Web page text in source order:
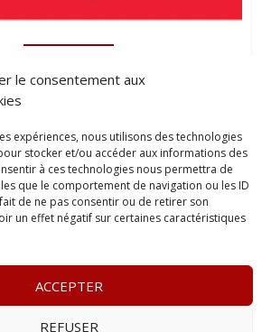
le consentement aux
expériences, nous utilisons des technologies
stocker et/ou accéder aux informations des
à ces technologies nous permettra de
que le comportement de navigation ou les ID
de ne pas consentir ou de retirer son
un effet négatif sur certaines caractéristiques
ACCEPTER
REFUSER